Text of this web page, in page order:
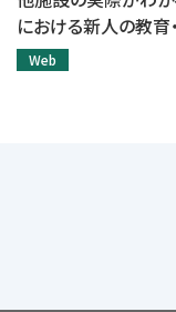
における新人の教育
Web